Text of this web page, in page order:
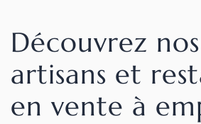
Découvrez nos
artisans et
en vente à